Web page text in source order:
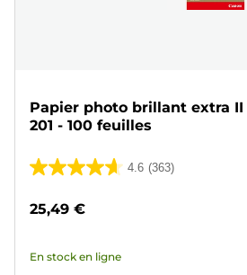
Papier photo brillant extra II
201 - 100 feuilles
4.6 (363)
4.6
363
25,49 €
En stock en ligne